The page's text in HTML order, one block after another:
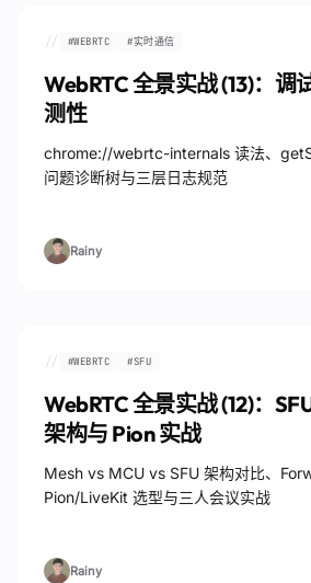
// #WEBRTC #实时通信
WebRTC 全景实战 (13)：调
测性
chrome://webrtc-internals 读法、
问题诊断树与三层日志规范
Rainy
// #WEBRTC #SFU
WebRTC 全景实战 (12)：
架构与 Pion 实战
Mesh vs MCU vs SFU 架构对比、
Pion/LiveKit 选型与三人会议实战
Rainy